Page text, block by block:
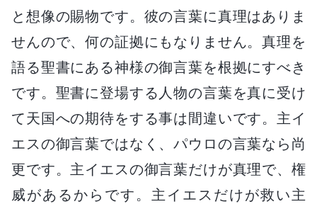
と想像の賜物です。彼の言葉に真理はありま
せんので、何の証拠にもなりません。真理を
語る聖書にある神様の御言葉を根拠にすべき
です。聖書に登場する人物の言葉を真に受け
て天国への期待をする事は間違いです。主イ
エスの御言葉ではなく、パウロの言葉なら尚
更です。主イエスの御言葉だけが真理で、権
威があるからです。主イエスだけが救い主